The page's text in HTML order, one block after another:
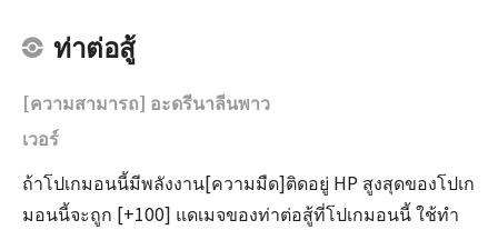
ท่าต่อสู้
[ความสามารถ] อะดรีนาลีนพาว
เวอร์
ถ้าโปเกมอนนี้มีพลังงาน[ความมืด]ติดอยู่ HP สูงสุดของโปเก
มอนนี้จะถูก [+100] แดเมจของท่าต่อสู้ที่โปเกมอนนี้ ใช้ทำ